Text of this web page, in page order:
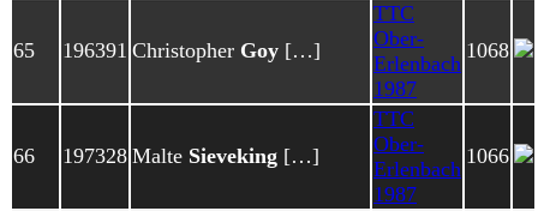
65 196391 Christopher Goy […]
TTC
Ober-
Erlenbach
1987
1068
66 197328 Malte Sieveking […]
TTC
Ober-
Erlenbach
1987
1066